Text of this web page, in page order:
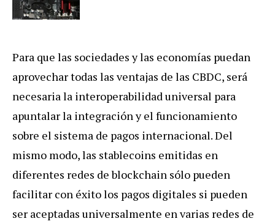
Para que las sociedades y las economías puedan
aprovechar todas las ventajas de las CBDC, será
necesaria la interoperabilidad universal para
apuntalar la integración y el funcionamiento
sobre el sistema de pagos internacional. Del
mismo modo, las stablecoins emitidas en
diferentes redes de blockchain sólo pueden
facilitar con éxito los pagos digitales si pueden
ser aceptadas universalmente en varias redes de